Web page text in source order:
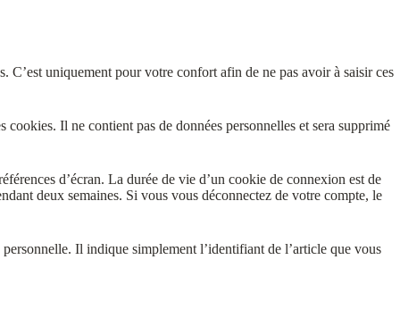
C’est uniquement pour votre confort afin de ne pas avoir à saisir ces
Il ne contient pas de données personnelles et sera supprimé
d’écran. La durée de vie d’un cookie de connexion est de
deux semaines. Si vous vous déconnectez de votre compte, le
Il indique simplement l’identifiant de l’article que vous